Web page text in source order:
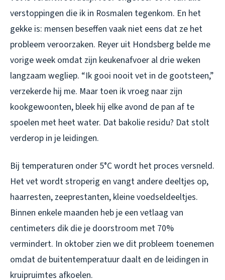
verstoppingen die ik in Rosmalen tegenkom. En het
gekke is: mensen beseffen vaak niet eens dat ze het
probleem veroorzaken. Reyer uit Hondsberg belde me
vorige week omdat zijn keukenafvoer al drie weken
langzaam wegliep. “Ik gooi nooit vet in de gootsteen,”
verzekerde hij me. Maar toen ik vroeg naar zijn
kookgewoonten, bleek hij elke avond de pan af te
spoelen met heet water. Dat bakolie residu? Dat stolt
verderop in je leidingen.
Bij temperaturen onder 5°C wordt het proces versneld.
Het vet wordt stroperig en vangt andere deeltjes op,
haarresten, zeeprestanten, kleine voedseldeeltjes.
Binnen enkele maanden heb je een vetlaag van
centimeters dik die je doorstroom met 70%
vermindert. In oktober zien we dit probleem toenemen
omdat de buitentemperatuur daalt en de leidingen in
kruipruimtes afkoelen.